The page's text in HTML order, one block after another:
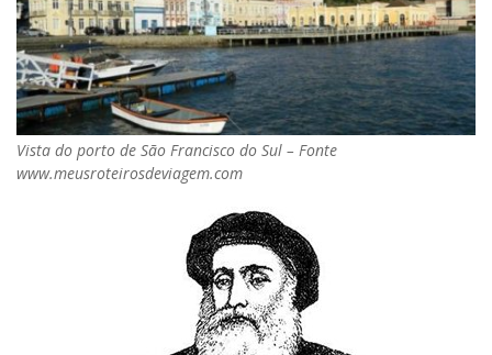
Vista do porto de São Francisco do Sul – Fonte
www.meusroteirosdeviagem.com